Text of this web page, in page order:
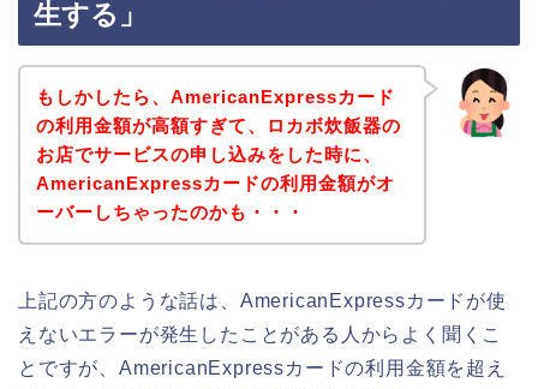
生する」
もしかしたら、AmericanExpressカード
の利用金額が高額すぎて、ロカボ炊飯器の
お店でサービスの申し込みをした時に、
AmericanExpressカードの利用金額がオ
ーバーしちゃったのかも・・・
上記の方のような話は、AmericanExpressカードが使
えないエラーが発生したことがある人からよく聞くこ
とですが、AmericanExpressカードの利用金額を超え